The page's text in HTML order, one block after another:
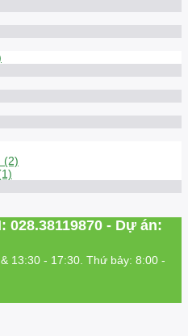
(2)
028.38119870 - Dự án:
13:30 - 17:30. Thứ bảy: 8:00 -